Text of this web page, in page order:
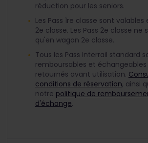
réduction pour les seniors.
Les Pass 1re classe sont valables
2e classe. Les Pass 2e classe ne
qu'en wagon 2e classe.
Tous les Pass Interrail standard
remboursables et échangeables
retournés avant utilisation.
conditions de réservation, ainsi
notre politique de
d'échange.